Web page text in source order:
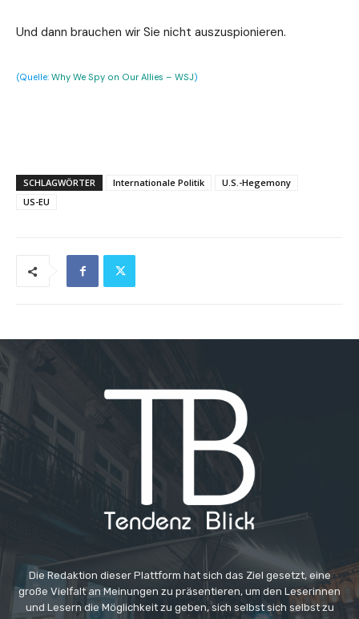
Und dann brauchen wir Sie nicht auszuspionieren.
(Quelle: Why We Spy on Our Allies – WSJ)
SCHLAGWÖRTER Internationale Politik
U.S.-Hegemony
US-EU
Die Redaktion dieser Plattform hat sich das Ziel gesetzt, eine
große Vielfalt an Meinungen zu präsentieren, um den Leserinnen
und Lesern die Möglichkeit zu geben, sich selbst sich selbst zu